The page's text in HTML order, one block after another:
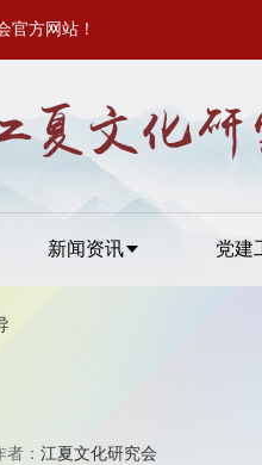
官方网站！
新闻资讯 党建
： 江夏文化研究会